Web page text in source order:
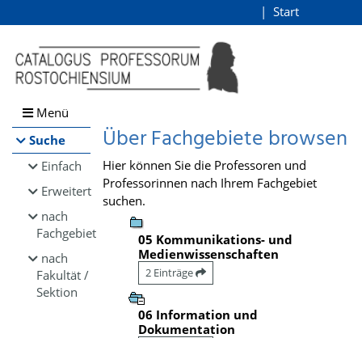
Browsen
direkt zum Inhalt
Start
Menü
Suche
Einfach
Erweitert
nach
Fachgebiet
nach
Fakultät /
Sektion
Über Fachgebiete browsen
Hier können Sie die Professoren und
Professorinnen nach Ihrem Fachgebiet
suchen.
05 Kommunikations- und
Medienwissenschaften
2 Einträge
06 Information und
Dokumentation